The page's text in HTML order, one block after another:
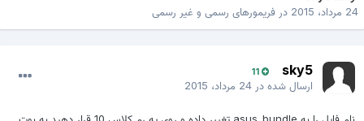
2015
درفریمورهای رسمی و غیر رسمی
sky5
11
ارسال شده در24 مرداد، 2015